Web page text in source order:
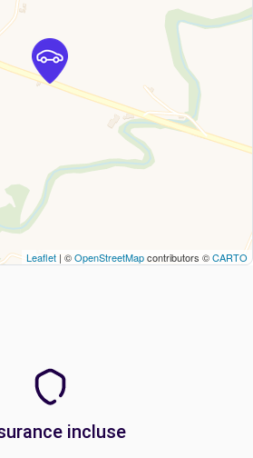
Leaflet | ©OpenStreetMapcontributors ©CARTO
incluse